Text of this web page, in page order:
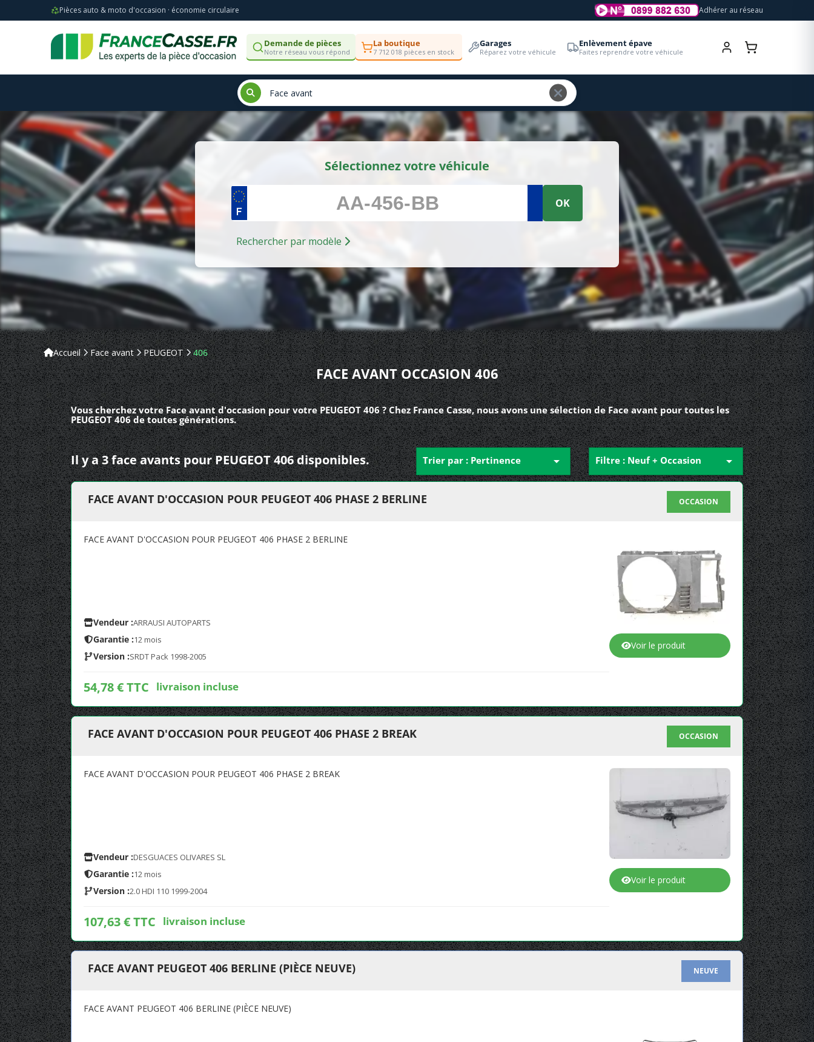
Pièces auto & moto d'occasion · économie circulaire Adhérer au réseau
Demande de pièces
Notre réseau vous répond
La boutique
7 712 018 pièces en stock
Garages
Réparez votre véhicule
Enlèvement épave
Faites reprendre votre véhicule
Sélectionnez votre véhicule
OK
Rechercher par modèle
Accueil Face avant PEUGEOT 406
FACE AVANT OCCASION 406
Vous cherchez votre Face avant d'occasion pour votre PEUGEOT 406 ? Chez France Casse, nous avons une sélection de Face avant pour toutes les
PEUGEOT 406 de toutes générations.
Il y a 3 face avants pour PEUGEOT 406 disponibles. Trier par : Pertinence  Filtre : Neuf + Occasion 
FACE AVANT D'OCCASION POUR PEUGEOT 406 PHASE 2 BERLINE OCCASION
FACE AVANT D'OCCASION POUR PEUGEOT 406 PHASE 2 BERLINE
Vendeur :ARRAUSI AUTOPARTS
Garantie :12 mois
Version :SRDT Pack 1998-2005
54,78 € TTC livraison incluse
Voir le produit
FACE AVANT D'OCCASION POUR PEUGEOT 406 PHASE 2 BREAK OCCASION
FACE AVANT D'OCCASION POUR PEUGEOT 406 PHASE 2 BREAK
Vendeur :DESGUACES OLIVARES SL
Garantie :12 mois
Version :2.0 HDI 110 1999-2004
107,63 € TTC livraison incluse
Voir le produit
FACE AVANT PEUGEOT 406 BERLINE (PIÈCE NEUVE) NEUVE
FACE AVANT PEUGEOT 406 BERLINE (PIÈCE NEUVE)